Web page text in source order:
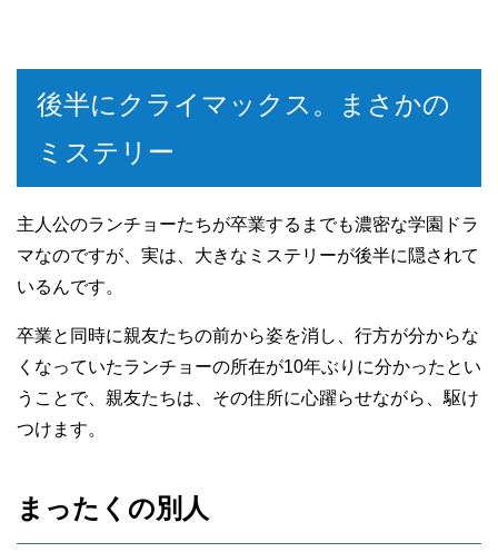
後半にクライマックス。まさかの
ミステリー
主人公のランチョーたちが卒業するまでも濃密な学園ドラ
マなのですが、実は、大きなミステリーが後半に隠されて
いるんです。
卒業と同時に親友たちの前から姿を消し、行方が分からな
くなっていたランチョーの所在が10年ぶりに分かったとい
うことで、親友たちは、その住所に心躍らせながら、駆け
つけます。
まったくの別人